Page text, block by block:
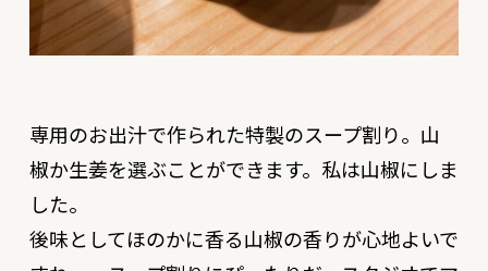
専用のお出汁で作られた特製のスープ割り。山
椒か生姜を選ぶことができます。私は山椒にしま
した。
後味としてほのかに香る山椒の香りが心地よいで